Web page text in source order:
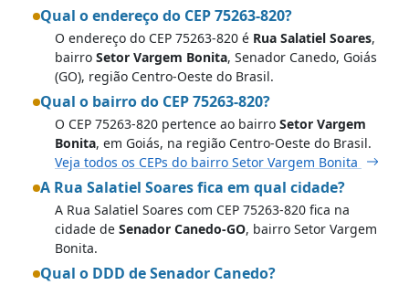
Qual o endereço do CEP 75263-820?
O endereço do CEP 75263-820 é Rua Salatiel Soares,
bairro Setor Vargem Bonita, Senador Canedo, Goiás
(GO), região Centro-Oeste do Brasil.
Qual o bairro do CEP 75263-820?
O CEP 75263-820 pertence ao bairro Setor Vargem
Bonita, em Goiás, na região Centro-Oeste do Brasil.
Veja todos os CEPs do bairro Setor Vargem Bonita
A Rua Salatiel Soares fica em qual cidade?
A Rua Salatiel Soares com CEP 75263-820 fica na
cidade de Senador Canedo-GO, bairro Setor Vargem
Bonita.
Qual o DDD de Senador Canedo?